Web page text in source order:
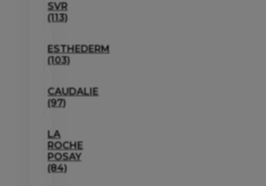
SVR
(113)
ESTHEDERM
(103)
CAUDALIE
(97)
LA
ROCHE
POSAY
(84)